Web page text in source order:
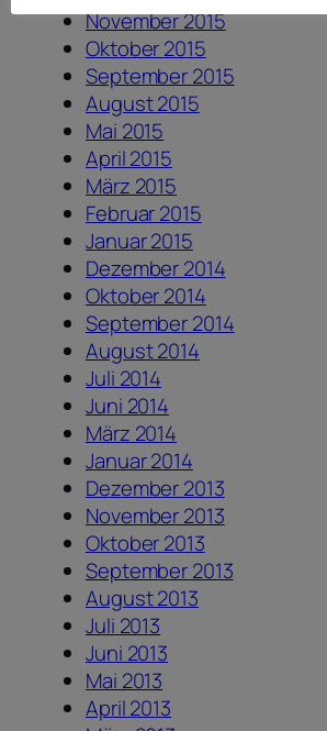
November 2015
Oktober 2015
September 2015
August 2015
Mai 2015
April 2015
März 2015
Februar 2015
Januar 2015
Dezember 2014
Oktober 2014
September 2014
August 2014
Juli 2014
Juni 2014
März 2014
Januar 2014
Dezember 2013
November 2013
Oktober 2013
September 2013
August 2013
Juli 2013
Juni 2013
Mai 2013
April 2013